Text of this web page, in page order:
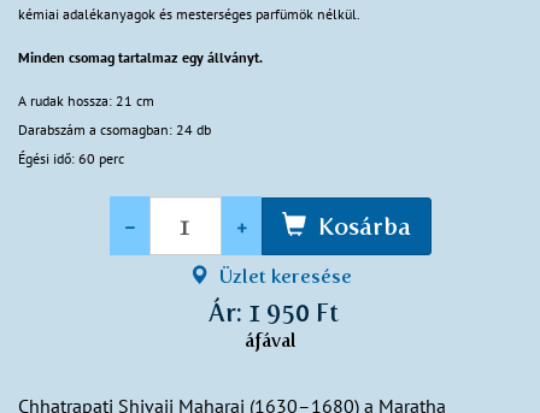
kémiai adalékanyagok és mesterséges parfümök nélkül.
Minden csomag tartalmaz egy állványt.
A rudak hossza: 21 cm
Darabszám a csomagban: 24 db
Égési idő: 60 perc
- + Kosárba
Üzlet keresése
Ár: 1 950 Ft
áfával
Chhatrapati Shivaji Maharaj (1630–1680) a Maratha